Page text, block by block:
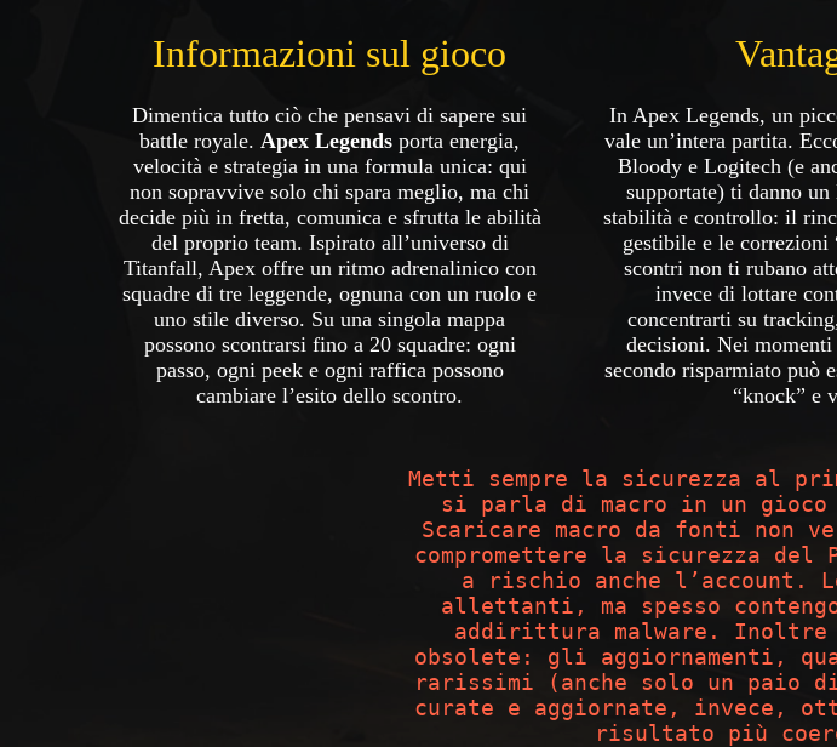
Informazioni sul gioco
Dimentica tutto ciò che pensavi di sapere sui
battle royale. Apex Legends porta energia,
velocità e strategia in una formula unica: qui
non sopravvive solo chi spara meglio, ma chi
decide più in fretta, comunica e sfrutta le abilità
del proprio team. Ispirato all’universo di
Titanfall, Apex offre un ritmo adrenalinico con
squadre di tre leggende, ognuna con un ruolo e
uno stile diverso. Su una singola mappa
possono scontrarsi fino a 20 squadre: ogni
passo, ogni peek e ogni raffica possono
cambiare l’esito dello scontro.
In Apex Legends, un
vale un’intera partita.
Bloody e Logitech (e
supportate) ti danno
stabilità e controllo: il
gestibile e le correzioni
scontri non ti rubano
invece di lottare
concentrarti su
decisioni. Nei
secondo risparmiato può
“knock” e
Metti sempre la sicurezza al
si parla di macro in un gioco
Scaricare macro da fonti non
compromettere la sicurezza
a rischio anche l’account.
allettanti, ma spesso
addirittura malware. Inoltre
obsolete: gli aggiornamenti,
rarissimi (anche solo un paio
curate e aggiornate, invece,
risultato più